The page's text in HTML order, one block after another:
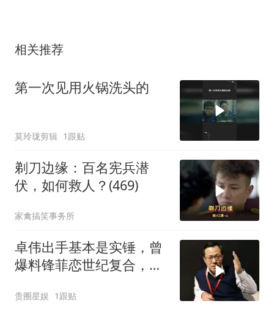
相关推荐
第一次见用火锅洗头的
莫玲珑剪辑 1跟贴
剃刀边缘：百名宪兵潜
伏，如何救人？(469)
家禽搞笑事务所
卓伟出手基本是实锤，曾
爆料锋菲恋世纪复合，文
贵圈星娱 1跟贴